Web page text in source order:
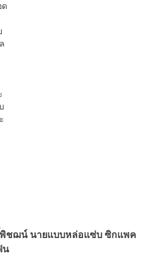
ด
พิชฌน์ นายแบบหล่อแซ่บ ซิกแพค
น